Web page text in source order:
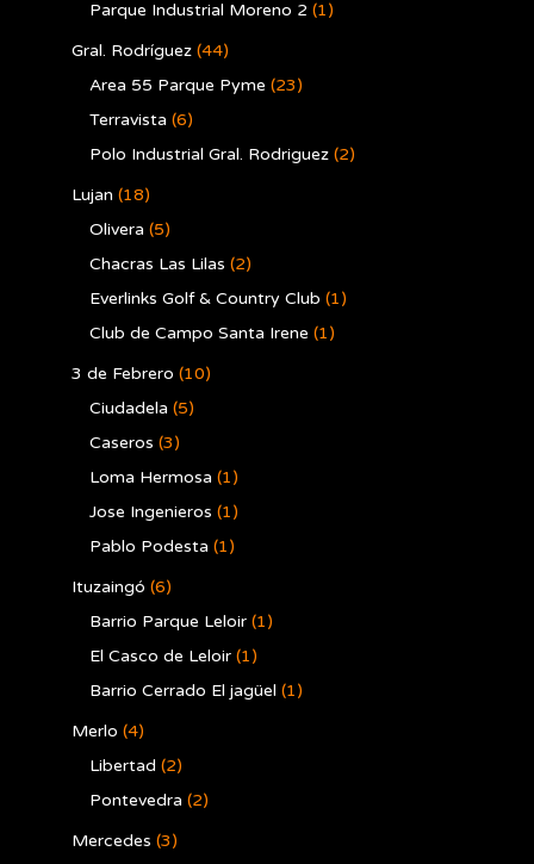
Parque Industrial Moreno 2 (1)
Gral. Rodríguez (44)
Area 55 Parque Pyme (23)
Terravista (6)
Polo Industrial Gral. Rodriguez (2)
Lujan (18)
Olivera (5)
Chacras Las Lilas (2)
Everlinks Golf & Country Club (1)
Club de Campo Santa Irene (1)
3 de Febrero (10)
Ciudadela (5)
Caseros (3)
Loma Hermosa (1)
Jose Ingenieros (1)
Pablo Podesta (1)
Ituzaingó (6)
Barrio Parque Leloir (1)
El Casco de Leloir (1)
Barrio Cerrado El jagüel (1)
Merlo (4)
Libertad (2)
Pontevedra (2)
Mercedes (3)